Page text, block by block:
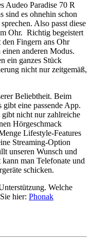
Audeo Paradise 70 R
sind es ohnehin schon
Also passt diese
Ohr. Richtig begeistert
Fingern ans Ohr
anderen Modus.
ein ganzes Stück
nicht nur zeitgemäß,
Beliebtheit. Beim
eine passende App.
nicht nur zahlreiche
Hörgeschmack
Lifestyle-Features
Streaming-Option
unseren Wunsch und
man Telefonate und
schicken.
Welche
hier: Phonak